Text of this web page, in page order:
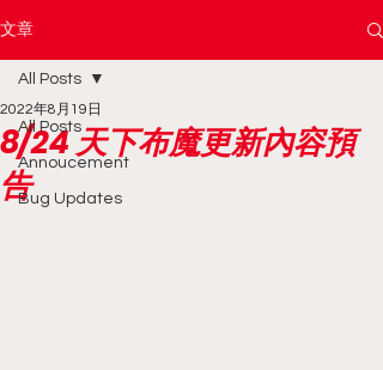
文章
All Posts
Annoucement
Bug Updates
All Posts
8/24 天下布魔更新內容預
告
2022年8月19日